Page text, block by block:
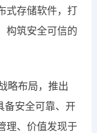
式存储软件，打
构筑安全可信的
略布局，推出
备安全可靠、开
理、价值发现于